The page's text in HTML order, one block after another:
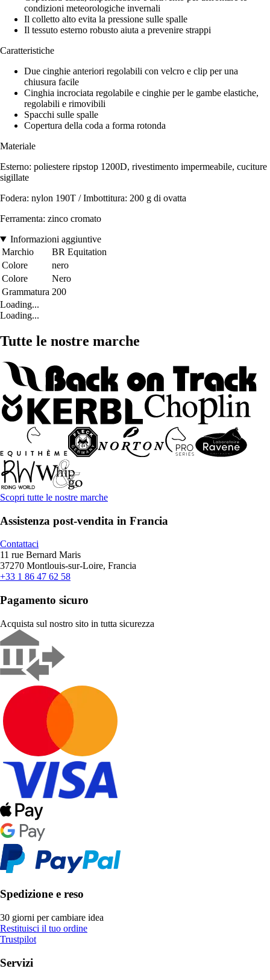
condizioni meteorologiche invernali
Il colletto alto evita la pressione sulle spalle
Il tessuto esterno robusto aiuta a prevenire strappi
Caratteristiche
Due cinghie anteriori regolabili con velcro e clip per una
chiusura facile
Cinghia incrociata regolabile e cinghie per le gambe elastiche,
regolabili e rimovibili
Spacchi sulle spalle
Copertura della coda a forma rotonda
Materiale
Esterno: poliestere ripstop 1200D, rivestimento impermeabile, cuciture
sigillate
Fodera: nylon 190T / Imbottitura: 200 g di ovatta
Ferramenta: zinco cromato
Informazioni aggiuntive
Marchio
BR Equitation
Colore
nero
Colore
Nero
Grammatura 200
Loading...
Loading...
Tutte le nostre marche
Scopri tutte le nostre marche
Assistenza post-vendita in Francia
Contattaci
11 rue Bernard Maris
37270 Montlouis-sur-Loire, Francia
+33 1 86 47 62 58
Pagamento sicuro
Acquista sul nostro sito in tutta sicurezza
Spedizione e reso
30 giorni per cambiare idea
Restituisci il tuo ordine
Trustpilot
Servizi